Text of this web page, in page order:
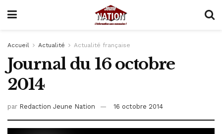
Accueil Actualité Actualité française
Journal du 16 octobre
2014
par Redaction Jeune Nation 16 octobre 2014